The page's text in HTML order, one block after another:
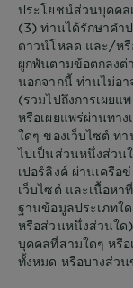
ประโยชน์ส่วนบุคคล
(3) ท่านได้รักษาคำ
ดาวน์โหลด และ/หรื
ผูกพันตามข้อตกลงต่
นอกจากนี้ ท่านไม่อ
(รวมไปถึงการเผยแ
หรือเผยแพร่ผ่านทา
ใดๆ ของเว็บไซต์ ท่
ไปเป็นส่วนหนึ่งส่วน
เปอร์ลิงค์ ผ่านเครือ
เว็บไซต์ และเนื้อหา
ฐานข้อมูลประเภทใ
หรือส่วนหนึ่งส่วนใด
บุคคลที่สามใดๆ หรื
ทั้งหมด หรือบางส่วน